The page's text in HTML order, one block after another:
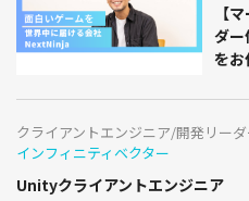
【
ダー
をお
クライアントエンジニア/開発リー
インフィニティベクター
Unityクライアントエンジニア